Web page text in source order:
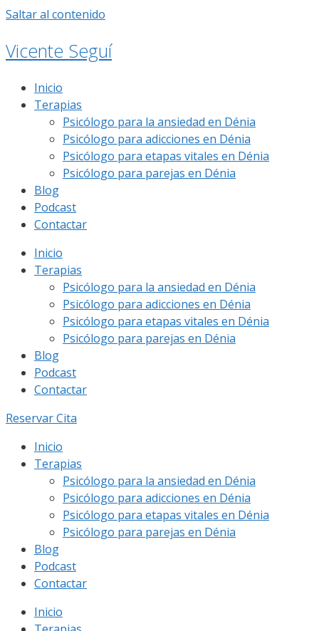
Saltar al contenido
Vicente Seguí
Inicio
Terapias
Psicólogo para la ansiedad en Dénia
Psicólogo para adicciones en Dénia
Psicólogo para etapas vitales en Dénia
Psicólogo para parejas en Dénia
Blog
Podcast
Contactar
Inicio
Terapias
Psicólogo para la ansiedad en Dénia
Psicólogo para adicciones en Dénia
Psicólogo para etapas vitales en Dénia
Psicólogo para parejas en Dénia
Blog
Podcast
Contactar
Reservar Cita
Inicio
Terapias
Psicólogo para la ansiedad en Dénia
Psicólogo para adicciones en Dénia
Psicólogo para etapas vitales en Dénia
Psicólogo para parejas en Dénia
Blog
Podcast
Contactar
Inicio